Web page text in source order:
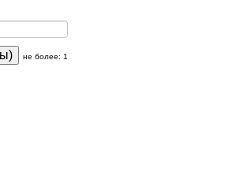
не более: 1